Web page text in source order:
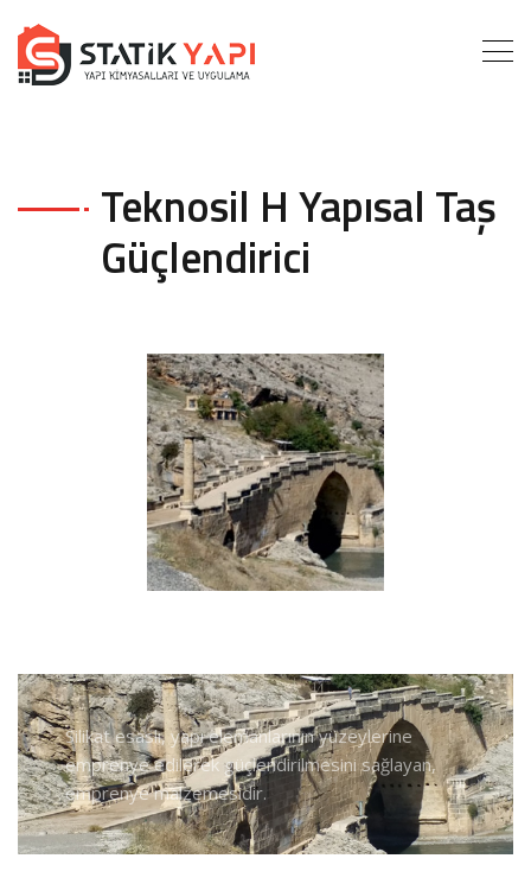
Teknosil H Yapısal Taş
Güçlendirici
Silikat esaslı, yapı elemanlarının yüzeylerine
emprenye edilerek güçlendirilmesini sağlayan,
emprenye malzemesidir.